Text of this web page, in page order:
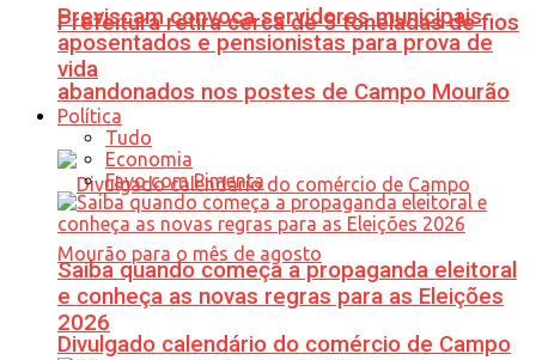
Prefeitura retira cerca de 5 toneladas de fios
abandonados nos postes de Campo Mourão
Divulgado calendário do comércio de Campo
Previscam convoca servidores municipais
aposentados e pensionistas para prova de
vida
Política
Tudo
Economia
Favo com Pimenta
Saiba quando começa a propaganda eleitoral
e conheça as novas regras para as Eleições
2026